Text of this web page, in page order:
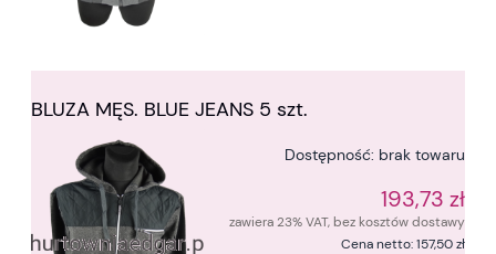
BLUZA MĘS. BLUE JEANS 5 szt.
Dostępność: brak towaru
193,73 zł
zawiera 23% VAT, bez kosztów dostawy
Cena netto:157,50 zł